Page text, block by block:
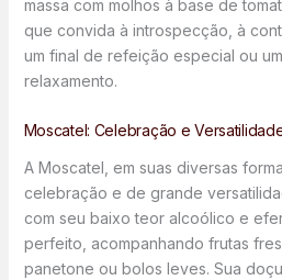
massa com molhos à base de
que convida à introspecção, à
um final de refeição especial ou
relaxamento.
Moscatel: Celebração e
A Moscatel, em suas diversas
celebração e de grande
com seu baixo teor alcoólico e
perfeito, acompanhando frutas
panetone ou bolos leves. Sua